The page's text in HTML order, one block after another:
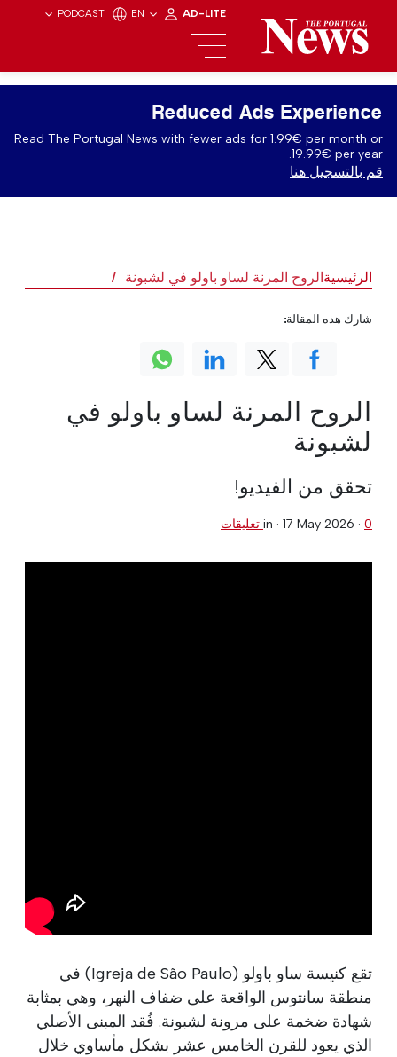
PODCAST EN AD-LITE
Reduced Ads Experience
Read The Portugal News with fewer ads for 1.99€ per month or
19.99€ per year.
قم بالتسجيل هنا
الرئيسيةالروح المرنة لساو باولو في لشبونة
الروح المرنة لساو باولو في
لشبونة
تحقق من الفيديو!
in · 17 May 2026 · 0 تعليقات
تقع كنيسة ساو باولو (Igreja de São Paulo) في
منطقة سانتوس الواقعة على ضفاف النهر، وهي بمثابة
شهادة ضخمة على مرونة لشبونة. فُقد المبنى الأصلي
الذي يعود للقرن الخامس عشر بشكل مأساوي خلال
شارك هذه المقالة: